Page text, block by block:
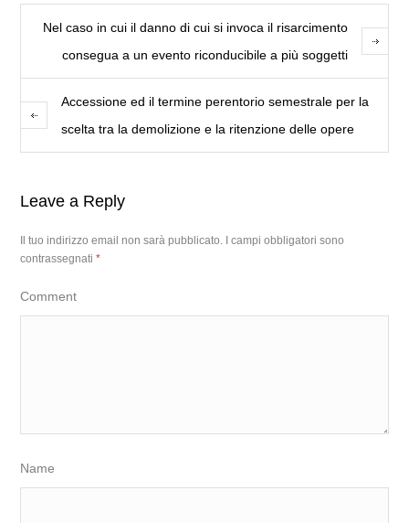
Nel caso in cui il danno di cui si invoca il risarcimento
consegua a un evento riconducibile a più soggetti
Accessione ed il termine perentorio semestrale per la
scelta tra la demolizione e la ritenzione delle opere
Leave a Reply
Il tuo indirizzo email non sarà pubblicato.
I campi obbligatori sono
contrassegnati*
Comment
Name